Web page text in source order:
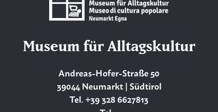
Museum für Alltagskultur
Andreas-Hofer-Straße 50
39044 Neumarkt | Südtirol
Tel. +39 328 6627813